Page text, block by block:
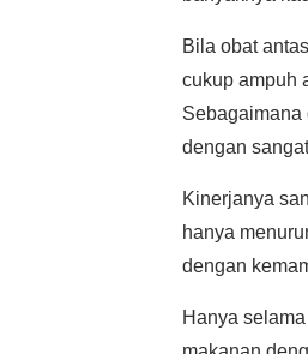
Bila obat
cukup ampuh
Sebagaimana
dengan
Kinerjanya
hanya
dengan
Hanya